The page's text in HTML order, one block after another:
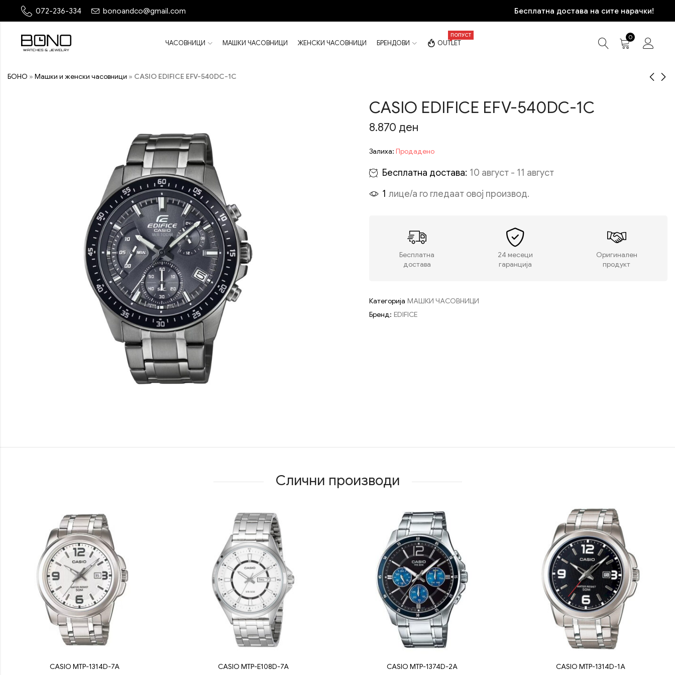
072-236-334 bonoandco@gmail.com Бесплатна достава на сите нарачки!
ЧАСОВНИЦИ МАШКИ ЧАСОВНИЦИ ЖЕНСКИ ЧАСОВНИЦИ БРЕНДОВИ OUTLET
ПОПУСТ 0
БОНО » Машки и женски часовници » CASIO EDIFICE EFV-540DC-1C
CASIO MTP-1302D-4A
CASIO EDIFICE EFV-540DC-1C
8.870 ден
Залиха: Продадено
Бесплатна достава: 10 август - 11 август
1 лице/а го гледаат овој производ.
Бесплатна
достава
24 месеци
гаранција
Оригинален
продукт
Категорија МАШКИ ЧАСОВНИЦИ
Бренд: EDIFICE
Слични производи
CASIO MTP-1314D-7A CASIO MTP-E108D-7A CASIO MTP-1374D-2A CASIO MTP-1314D-1A